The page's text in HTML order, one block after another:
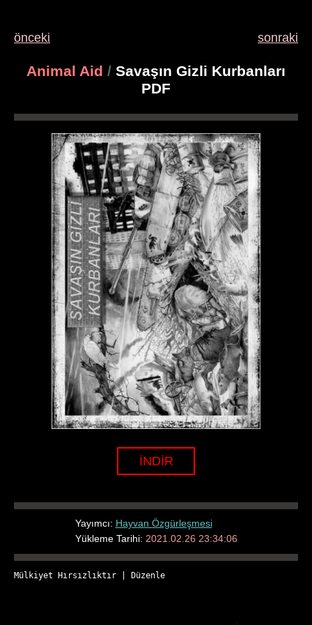
önceki sonraki
Animal Aid / Savaşın Gizli Kurbanları
PDF
İNDİR
Yayımcı: Hayvan Özgürleşmesi
Yükleme Tarihi: 2021.02.26 23:34:06
Mülkiyet Hırsızlıktır Düzenle